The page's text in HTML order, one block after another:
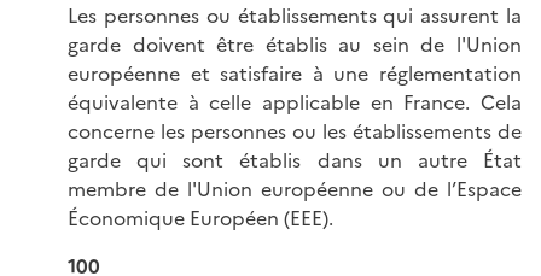
Les personnes ou établissements qui assurent la
garde doivent être établis au sein de l'Union
européenne et satisfaire à une réglementation
équivalente à celle applicable en France. Cela
concerne les personnes ou les établissements de
garde qui sont établis dans un autre État
membre de l'Union européenne ou de l’Espace
Économique Européen (EEE).
100